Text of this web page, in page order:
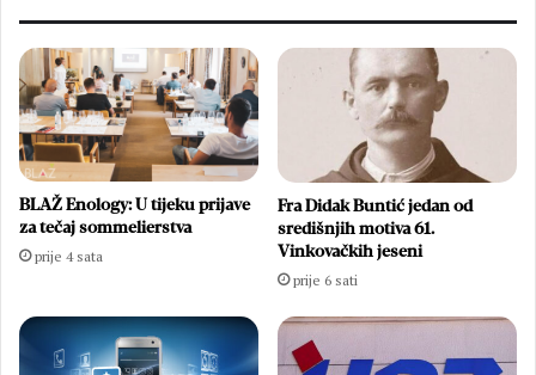
BLAŽ Enology: U tijeku prijave
za tečaj sommelierstva
prije 4 sata
Fra Didak Buntić jedan od
središnjih motiva 61.
Vinkovačkih jeseni
prije 6 sati